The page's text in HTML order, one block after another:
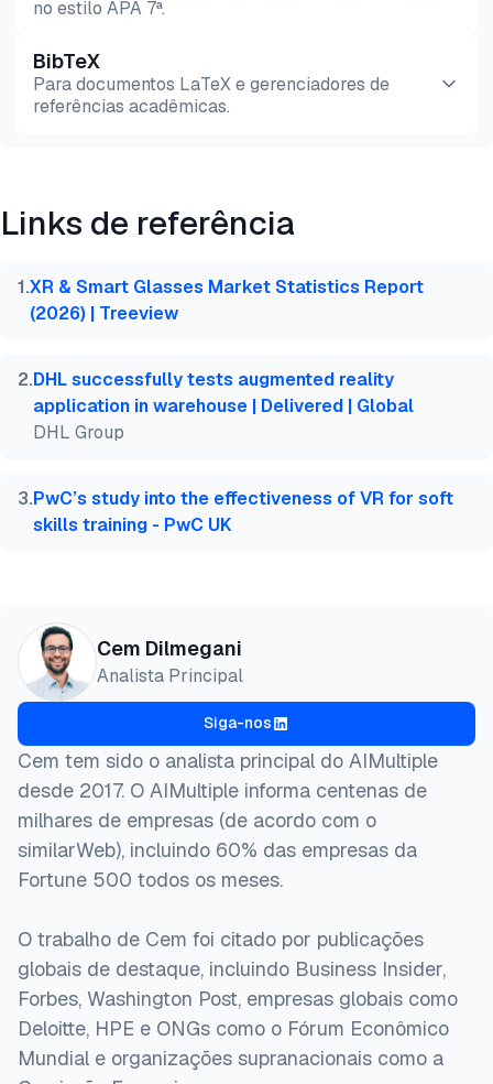
no estilo APA 7ª.
Pré-
visualização
HTML
BibTeX
Para documentos LaTeX e gerenciadores de
referências acadêmicas.
@misc{dilmegani2026,
title  = {{XR/AR na Manufatura: 7 Casos de Uso
  month  = jul,
}
Links de referência
1.XR & Smart Glasses Market Statistics Report
(2026) | Treeview
2.DHL successfully tests augmented reality
application in warehouse | Delivered | Global
DHL Group
3.PwC’s study into the effectiveness of VR for soft
skills training - PwC UK
Cem Dilmegani
Analista Principal
Siga-nos
Cem tem sido o analista principal do AIMultiple
desde 2017. O AIMultiple informa centenas de
milhares de empresas (de acordo com o
similarWeb), incluindo 60% das empresas da
Fortune 500 todos os meses.
O trabalho de Cem foi citado por publicações
globais de destaque, incluindo Business Insider,
Forbes, Washington Post, empresas globais como
Deloitte, HPE e ONGs como o Fórum Econômico
Mundial e organizações supranacionais como a